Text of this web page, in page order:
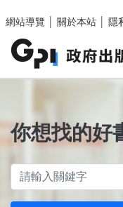
網站導覽
關於本站 隱
你想找的好